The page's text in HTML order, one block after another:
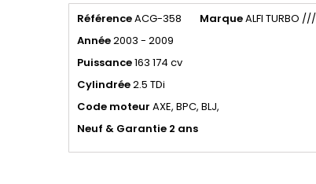
RéférenceACG-358 MarqueALFI TURBO ///
Année2003 - 2009
Puissance163 174 cv
Cylindrée2.5 TDi
Code moteur AXE, BPC, BLJ,
Neuf & Garantie 2 ans